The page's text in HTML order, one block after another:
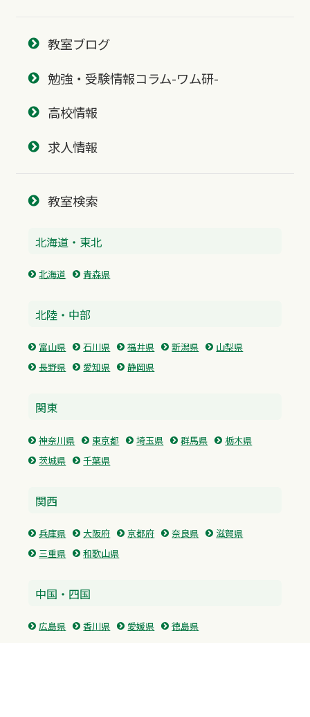
教室ブログ
勉強・受験情報コラム-ワム研-
高校情報
求人情報
教室検索
北海道・東北
北海道 青森県
北陸・中部
富山県 石川県 福井県 新潟県
山梨県
長野県
愛知県 静岡県
関東
神奈川県 東京都 埼玉県 群馬県
栃木県
茨城県
千葉県
関西
兵庫県 大阪府 京都府 奈良県
滋賀県
三重県
和歌山県
中国・四国
広島県 香川県 愛媛県 徳島県